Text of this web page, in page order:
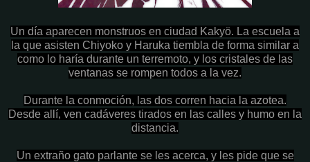
Un día aparecen monstruos en ciudad Kakyö. La escuela a
la que asisten Chiyoko y Haruka tiembla de forma similar a
como lo haría durante un terremoto, y los cristales de las
ventanas se rompen todos a la vez.
Durante la conmoción, las dos corren hacia la azotea.
Desde allí, ven cadáveres tirados en las calles y humo en la
distancia.
Un extraño gato parlante se les acerca, y les pide que se